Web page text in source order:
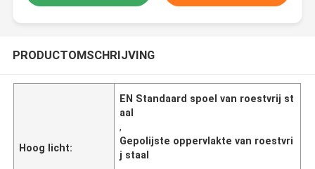
PRODUCTOMSCHRIJVING
Hoog licht:
EN Standaard spoel van roestvrij st
aal
,
Gepolijste oppervlakte van roestvri
j staal